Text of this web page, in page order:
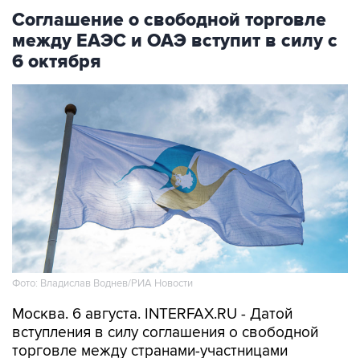
Соглашение о свободной торговле
между ЕАЭС и ОАЭ вступит в силу с
6 октября
Фото: Владислав Воднев/РИА Новости
Москва. 6 августа. INTERFAX.RU - Датой
вступления в силу соглашения о свободной
торговле между странами-участницами